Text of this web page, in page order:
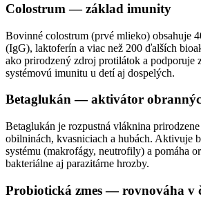
Colostrum — základ imunity
Bovinné colostrum (prvé mlieko) obsahuje
(IgG), laktoferín a viac než 200 ďalších
ako prirodzený zdroj protilátok a podporuje
systémovú imunitu u detí aj dospelých.
Betaglukán — aktivátor
Betaglukán je rozpustná vláknina
obilninách, kvasniciach a hubách. Aktivuje
systému (makrofágy, neutrofily) a pomáha
bakteriálne aj parazitárne hrozby.
Probiotická zmes — rovnováha v